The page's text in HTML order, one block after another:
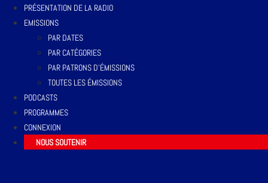
PRÉSENTATION DE LA RADIO
EMISSIONS
PAR DATES
PAR CATÉGORIES
PAR PATRONS D’ÉMISSIONS
TOUTES LES ÉMISSIONS
PODCASTS
PROGRAMMES
CONNEXION
NOUS SOUTENIR